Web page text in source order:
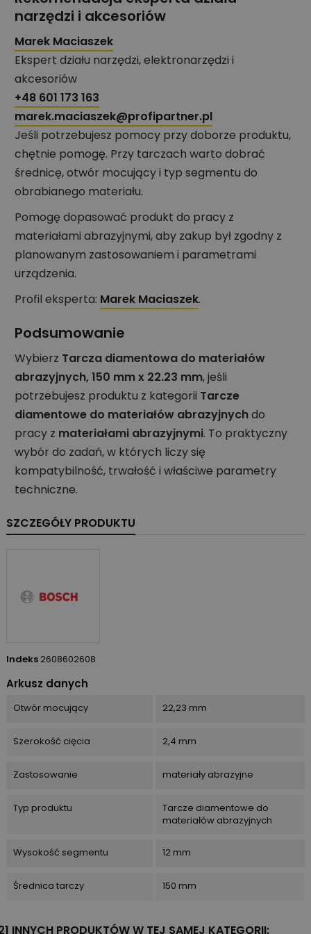
narzędzi i akcesoriów
Marek Maciaszek
Ekspert działu narzędzi, elektronarzędzi i
akcesoriów
+48 601 173 163
marek.maciaszek@profipartner.pl
Jeśli potrzebujesz pomocy przy doborze produktu,
chętnie pomogę. Przy tarczach warto dobrać
średnicę, otwór mocujący i typ segmentu do
obrabianego materiału.
Pomogę dopasować produkt do pracy z
materiałami abrazyjnymi, aby zakup był zgodny z
planowanym zastosowaniem i parametrami
urządzenia.
Profil eksperta: Marek Maciaszek.
Podsumowanie
Wybierz Tarcza diamentowa do materiałów
abrazyjnych, 150 mm x 22.23 mm, jeśli
potrzebujesz produktu z kategorii Tarcze
diamentowe do materiałów abrazyjnychdo
pracy z materiałami abrazyjnymi. To praktyczny
wybór do zadań, w których liczy się
kompatybilność, trwałość i właściwe parametry
techniczne.
SZCZEGÓŁY PRODUKTU
Indeks 2608602608
Arkusz danych
Otwór mocujący 22,23 mm
Szerokość cięcia 2,4 mm
Zastosowanie materiały abrazyjne
Typ produktu
Tarcze diamentowe do
materiałów abrazyjnych
Wysokość segmentu 12 mm
Średnica tarczy 150 mm
INNYCH PRODUKTÓW W TEJ SAMEJ KATEGORII: